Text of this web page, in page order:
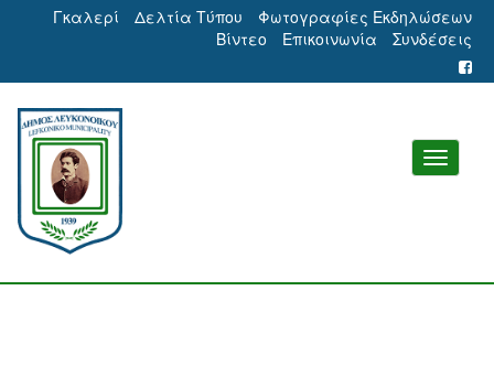
Γκαλερί Δελτία Τύπου
Φωτογραφίες Εκδηλώσεων
Βίντεο
Επικοινωνία Συνδέσεις